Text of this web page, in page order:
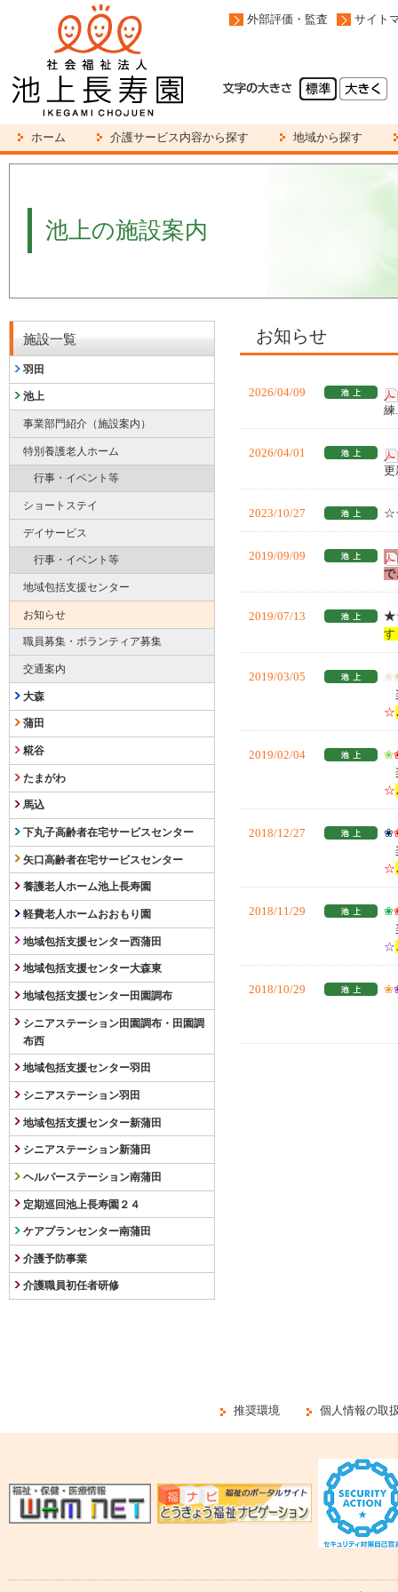
外部評価・監査 サイト
ホーム 介護サービス内容から探す 地域から探す
池上の施設案内
お知らせ
2026/04/09
練
2026/04/01
更
2023/10/27
2019/09/09
で
2019/07/13 ★
す
2019/03/05 ❀
☆
2019/02/04 ❀
☆
2018/12/27 ❀
☆
2018/11/29 ❀
☆
2018/10/29 ❀
施設一覧
羽田
池上
事業部門紹介（施設案内）
特別養護老人ホーム
行事・イベント等
ショートステイ
デイサービス
行事・イベント等
地域包括支援センター
お知らせ
職員募集・ボランティア募集
交通案内
大森
蒲田
糀谷
たまがわ
馬込
下丸子高齢者在宅サービスセンター
矢口高齢者在宅サービスセンター
養護老人ホーム池上長寿園
軽費老人ホームおおもり園
地域包括支援センター西蒲田
地域包括支援センター大森東
地域包括支援センター田園調布
シニアステーション田園調布・田園調
布西
地域包括支援センター羽田
シニアステーション羽田
地域包括支援センター新蒲田
シニアステーション新蒲田
ヘルパーステーション南蒲田
定期巡回池上長寿園２４
ケアプランセンター南蒲田
介護予防事業
介護職員初任者研修
推奨環境 個人情報の取